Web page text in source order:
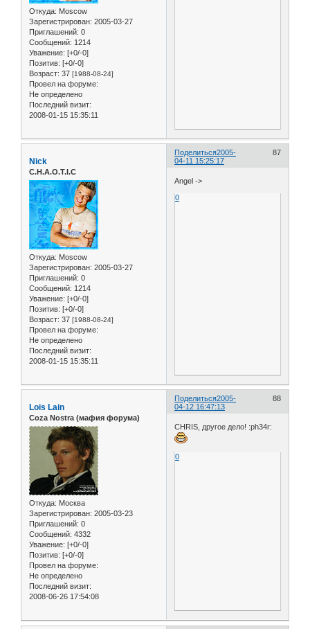
Откуда: Moscow
Зарегистрирован: 2005-03-27
Приглашений: 0
Сообщений: 1214
Уважение: [+0/-0]
Позитив: [+0/-0]
Возраст: 37 [1988-08-24]
Провел на форуме:
Не определено
Последний визит:
2008-01-15 15:35:11
Поделиться 87
2005-
04-11 15:25:17
Nick
C.H.A.O.T.I.C
Откуда: Moscow
Зарегистрирован: 2005-03-27
Приглашений: 0
Сообщений: 1214
Уважение: [+0/-0]
Позитив: [+0/-0]
Возраст: 37 [1988-08-24]
Провел на форуме:
Не определено
Последний визит:
2008-01-15 15:35:11
Angel ->
0
Поделиться 88
2005-
04-12 16:47:13
Lois Lain
Coza Nostra (мафия форума)
Откуда: Москва
Зарегистрирован: 2005-03-23
Приглашений: 0
Сообщений: 4332
Уважение: [+0/-0]
Позитив: [+0/-0]
Провел на форуме:
Не определено
Последний визит:
2008-06-26 17:54:08
CHRIS, другое дело! :ph34r:
0